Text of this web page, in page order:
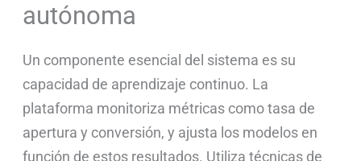
autónoma
Un componente esencial del sistema es su
capacidad de aprendizaje continuo. La
plataforma monitoriza métricas como tasa de
apertura y conversión, y ajusta los modelos en
función de estos resultados. Utiliza técnicas de